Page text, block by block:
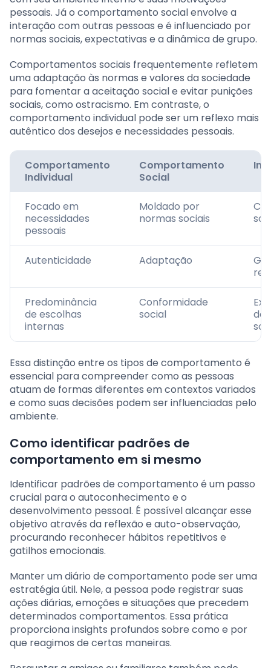
pessoais. Já o comportamento social envolve a
interação com outras pessoas e é influenciado por
normas sociais, expectativas e a dinâmica de grupo.
Comportamentos sociais frequentemente refletem
uma adaptação às normas e valores da sociedade
para fomentar a aceitação social e evitar punições
sociais, como ostracismo. Em contraste, o
comportamento individual pode ser um reflexo mais
autêntico dos desejos e necessidades pessoais.
Comportamento
Individual
Comportamento
Social
Focado em
necessidades
pessoais
Moldado por
normas sociais
Autenticidade Adaptação
Predominância
de escolhas
internas
Conformidade
social
do
Essa distinção entre os tipos de comportamento é
essencial para compreender como as pessoas
atuam de formas diferentes em contextos variados
e como suas decisões podem ser influenciadas pelo
ambiente.
Como identificar padrões de
comportamento em si mesmo
Identificar padrões de comportamento é um passo
crucial para o autoconhecimento e o
desenvolvimento pessoal. É possível alcançar esse
objetivo através da reflexão e auto-observação,
procurando reconhecer hábitos repetitivos e
gatilhos emocionais.
Manter um diário de comportamento pode ser uma
estratégia útil. Nele, a pessoa pode registrar suas
ações diárias, emoções e situações que precedem
determinados comportamentos. Essa prática
proporciona insights profundos sobre como e por
que reagimos de certas maneiras.